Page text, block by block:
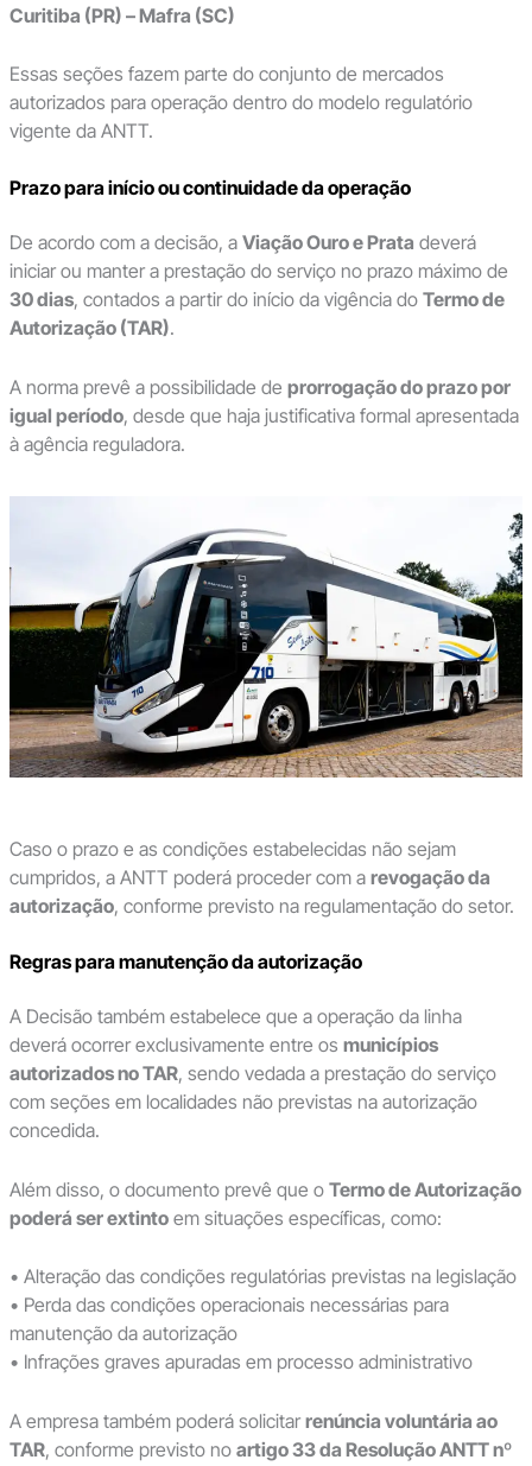
Curitiba (PR) – Mafra (SC)
Essas seções fazem parte do conjunto de mercados
autorizados para operação dentro do modelo regulatório
vigente da ANTT.
Prazo para início ou continuidade da operação
De acordo com a decisão, a Viação Ouro e Prata deverá
iniciar ou manter a prestação do serviço no prazo máximo de
30 dias, contados a partir do início da vigência do Termo de
Autorização (TAR).
A norma prevê a possibilidade de prorrogação do prazo por
igual período, desde que haja justificativa formal apresentada
à agência reguladora.
Caso o prazo e as condições estabelecidas não sejam
cumpridos, a ANTT poderá proceder com a revogação da
autorização, conforme previsto na regulamentação do setor.
Regras para manutenção da autorização
A Decisão também estabelece que a operação da linha
deverá ocorrer exclusivamente entre os municípios
autorizados no TAR, sendo vedada a prestação do serviço
com seções em localidades não previstas na autorização
concedida.
Além disso, o documento prevê que o Termo de Autorização
poderá ser extintoem situações específicas, como:
• Alteração das condições regulatórias previstas na legislação
• Perda das condições operacionais necessárias para
manutenção da autorização
• Infrações graves apuradas em processo administrativo
A empresa também poderá solicitar renúncia voluntária ao
TAR, conforme previsto no artigo 33 da Resolução ANTT nº